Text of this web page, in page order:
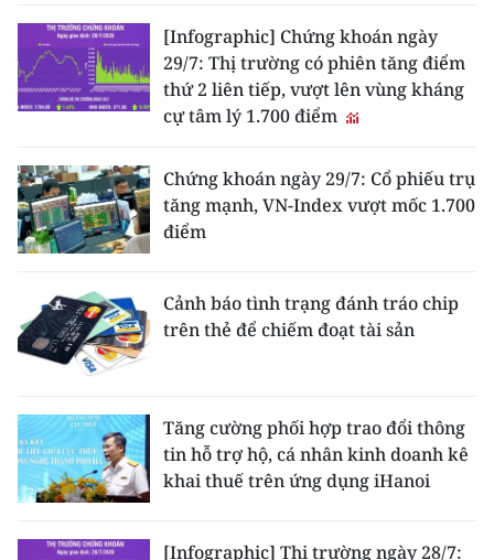
[Infographic] Chứng khoán ngày
29/7: Thị trường có phiên tăng điểm
thứ 2 liên tiếp, vượt lên vùng kháng
cự tâm lý 1.700 điểm
Chứng khoán ngày 29/7: Cổ phiếu trụ
tăng mạnh, VN-Index vượt mốc 1.700
điểm
Cảnh báo tình trạng đánh tráo chip
trên thẻ để chiếm đoạt tài sản
Tăng cường phối hợp trao đổi thông
tin hỗ trợ hộ, cá nhân kinh doanh kê
khai thuế trên ứng dụng iHanoi
[Infographic] Thị trường ngày 28/7: